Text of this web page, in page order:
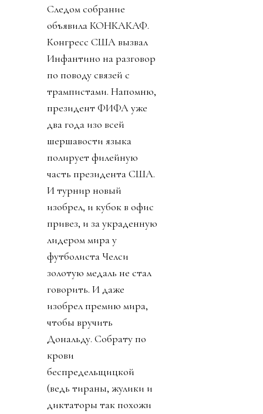
Следом собрание
объявила КОНКАКАФ.
Конгресс США вызвал
Инфантино на разговор
по поводу связей с
трампистами. Напомню,
президент ФИФА уже
два года изо всей
шершавости языка
полирует филейную
часть президента США.
И турнир новый
изобрел, и кубок в офис
привез, и за украденную
лидером мира у
футболиста Челси
золотую медаль не стал
говорить. И даже
изобрел премию мира,
чтобы вручить
Дональду. Собрату по
крови
беспредельщицкой
(ведь тираны, жулики и
диктаторы так похожи